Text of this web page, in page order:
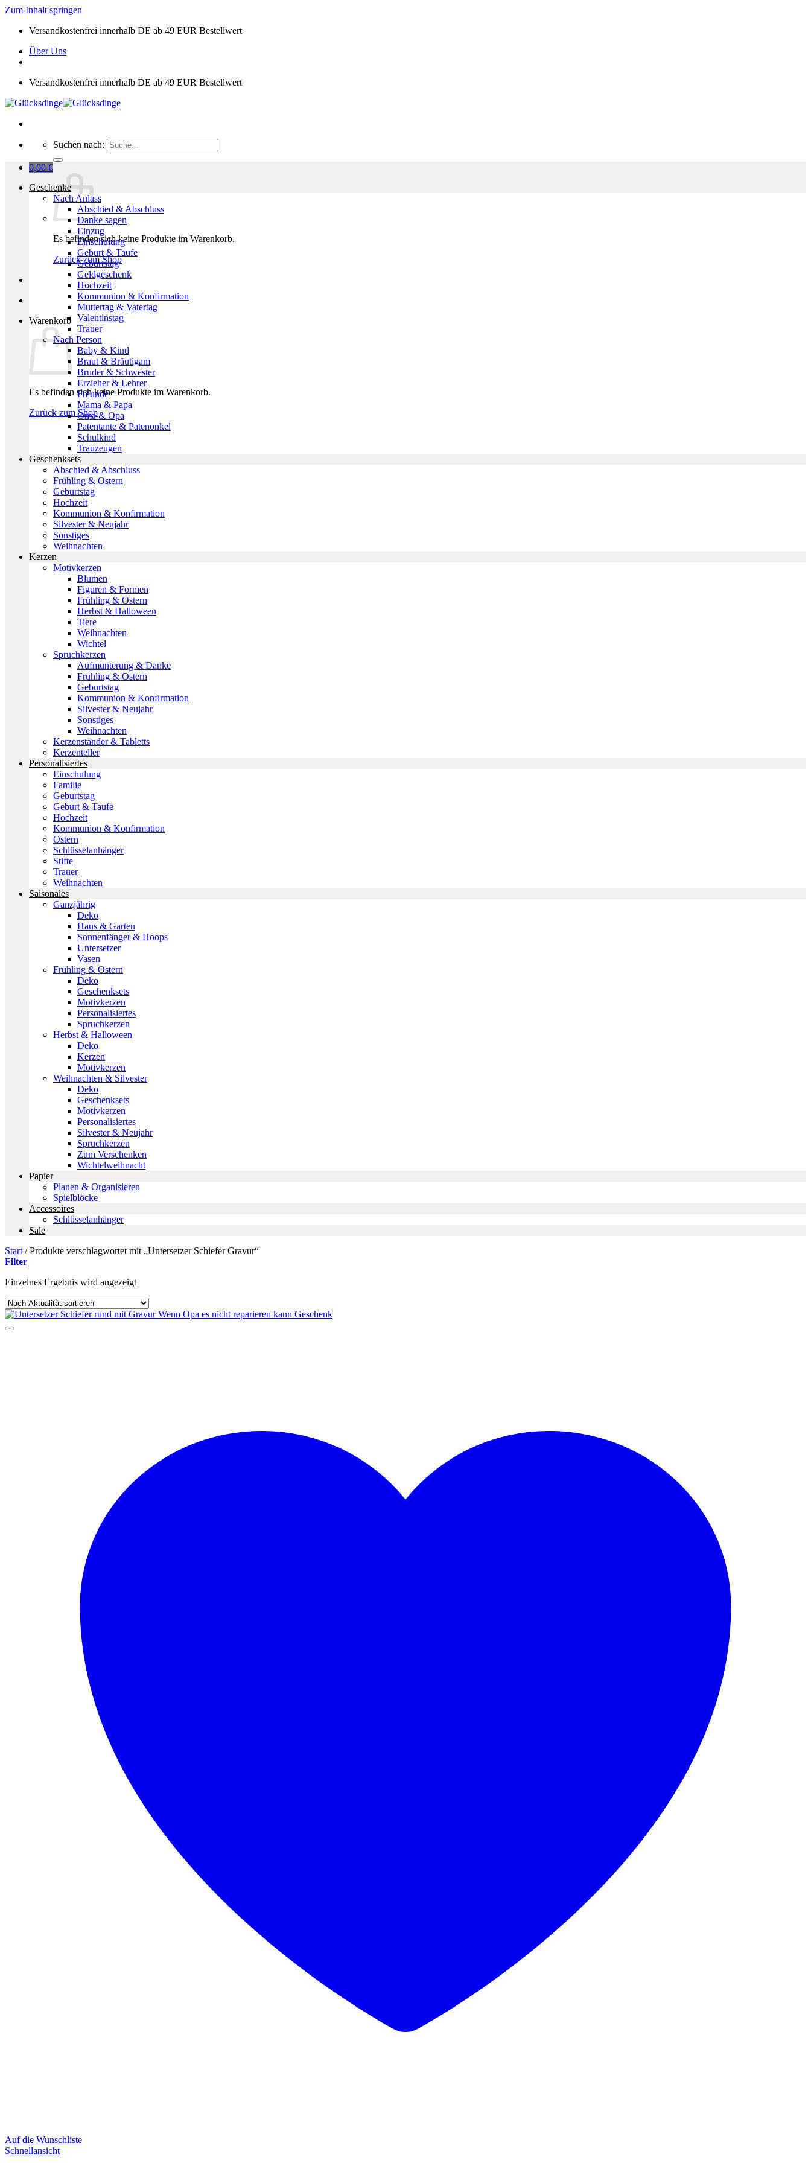
Zum Inhalt springen
Versandkostenfrei innerhalb DE ab 49 EUR Bestellwert
Über Uns
Versandkostenfrei innerhalb DE ab 49 EUR Bestellwert
Suchen nach:
0,00 €
Es befinden sich keine Produkte im Warenkorb.
Zurück zum Shop
Warenkorb
Es befinden sich keine Produkte im Warenkorb.
Zurück zum Shop
Geschenke
Nach Anlass
Abschied & Abschluss
Danke sagen
Einzug
Einschulung
Geburt & Taufe
Geburtstag
Geldgeschenk
Hochzeit
Kommunion & Konfirmation
Muttertag & Vatertag
Valentinstag
Trauer
Nach Person
Baby & Kind
Braut & Bräutigam
Bruder & Schwester
Erzieher & Lehrer
Freunde
Mama & Papa
Oma & Opa
Patentante & Patenonkel
Schulkind
Trauzeugen
Geschenksets
Abschied & Abschluss
Frühling & Ostern
Geburtstag
Hochzeit
Kommunion & Konfirmation
Silvester & Neujahr
Sonstiges
Weihnachten
Kerzen
Motivkerzen
Blumen
Figuren & Formen
Frühling & Ostern
Herbst & Halloween
Tiere
Weihnachten
Wichtel
Spruchkerzen
Aufmunterung & Danke
Frühling & Ostern
Geburtstag
Kommunion & Konfirmation
Silvester & Neujahr
Sonstiges
Weihnachten
Kerzenständer & Tabletts
Kerzenteller
Personalisiertes
Einschulung
Familie
Geburtstag
Geburt & Taufe
Hochzeit
Kommunion & Konfirmation
Ostern
Schlüsselanhänger
Stifte
Trauer
Weihnachten
Saisonales
Ganzjährig
Deko
Haus & Garten
Sonnenfänger & Hoops
Untersetzer
Vasen
Frühling & Ostern
Deko
Geschenksets
Motivkerzen
Personalisiertes
Spruchkerzen
Herbst & Halloween
Deko
Kerzen
Motivkerzen
Weihnachten & Silvester
Deko
Geschenksets
Motivkerzen
Personalisiertes
Silvester & Neujahr
Spruchkerzen
Zum Verschenken
Wichtelweihnacht
Papier
Planen & Organisieren
Spielblöcke
Accessoires
Schlüsselanhänger
Sale
Start /Produkte verschlagwortet mit „Untersetzer Schiefer Gravur“
Filter
Einzelnes Ergebnis wird angezeigt
Auf die Wunschliste
Schnellansicht